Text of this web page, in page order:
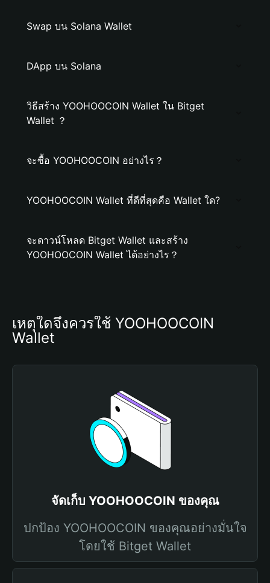
Swap บน Solana Wallet
DApp บน Solana
วิธีสร้าง YOOHOOCOIN Wallet ใน Bitget
Wallet ？
จะซื้อ YOOHOOCOIN อย่างไร？
YOOHOOCOIN Wallet ที่ดีที่สุดคือ Wallet ใด?
จะดาวน์โหลด Bitget Wallet และสร้าง
YOOHOOCOIN Wallet ได้อย่างไร？
เหตุใดจึงควรใช้ YOOHOOCOIN
Wallet
จัดเก็บ YOOHOOCOIN ของคุณ
ปกป้อง YOOHOOCOIN ของคุณอย่างมั่นใจ
โดยใช้ Bitget Wallet